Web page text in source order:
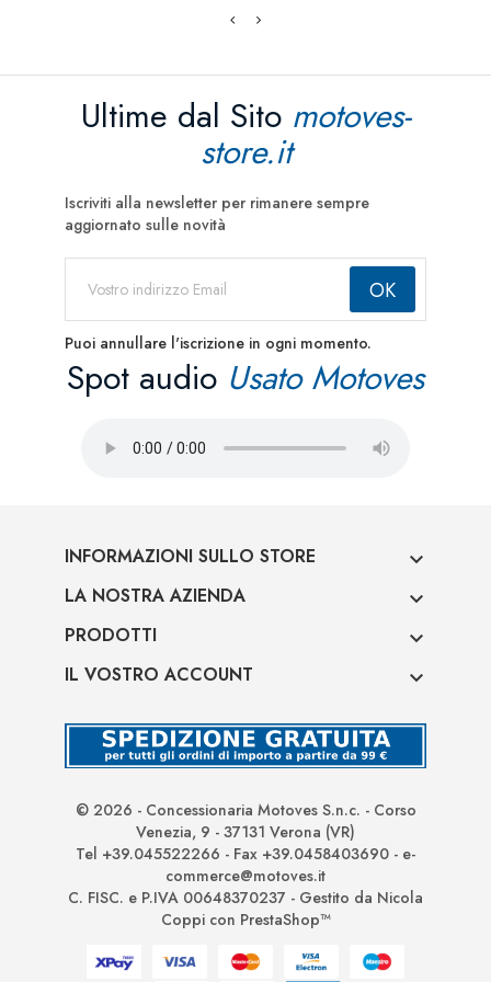
Ultime dal Sito motoves-
store.it
Iscriviti alla newsletter per rimanere sempre
aggiornato sulle novità
Puoi annullare l'iscrizione in ogni momento.
Spot audio Usato Motoves
INFORMAZIONI SULLO STORE 
LA NOSTRA AZIENDA 
PRODOTTI 
IL VOSTRO ACCOUNT 
© 2026 - Concessionaria Motoves S.n.c. - Corso
Venezia, 9 - 37131 Verona (VR)
Tel +39.045522266 - Fax +39.0458403690 - e-
commerce@motoves.it
C. FISC. e P.IVA 00648370237 - Gestito da Nicola
Coppi con PrestaShop™